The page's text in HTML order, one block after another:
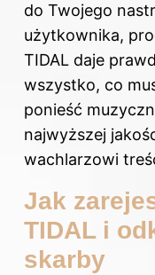
do Twojego
użytkownika,
TIDAL daje
wszystko, co
ponieść
najwyższej
wachlarzowi
Jak
TIDAL i
skarby